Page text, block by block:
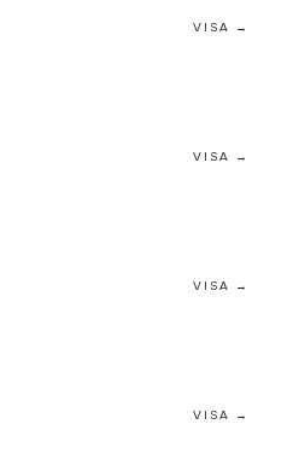
VISA →
VISA →
VISA →
VISA →